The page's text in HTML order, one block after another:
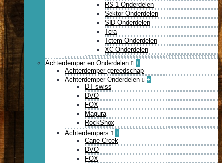
RS 1 Onderdelen
Sektor Onderdelen
SID Onderdelen
Tora
Totem Onderdelen
XC Onderdelen
Achterdemper en Onderdelen
+
Achterdemper gereedschap
Achterdemper Onderdelen
+
DT swiss
DVO
FOX
Magura
RockShox
Achterdempers
+
Cane Creek
DVO
FOX